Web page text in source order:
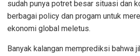
sudah punya potret besar situasi dan
berbagai policy dan progam untuk
ekonomi global meletus.
Banyak kalangan memprediksi bahwa